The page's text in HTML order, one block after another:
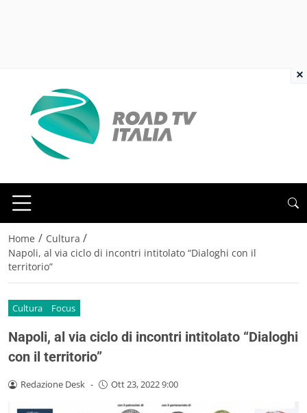
Home / Cultura /
Napoli, al via ciclo di incontri intitolato “Dialoghi con il
territorio”
Cultura Focus
Napoli, al via ciclo di incontri intitolato “Dialoghi
con il territorio”
Redazione Desk - Ott 23, 2022 9:00
×